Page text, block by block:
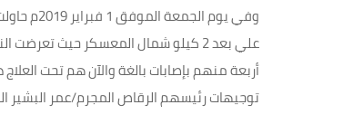
وفي يوم
أربعة منهم بإصابات بالغة والآن هم تحت
توجيهات رئيسهم الرقاص المجرم/عمر البشير